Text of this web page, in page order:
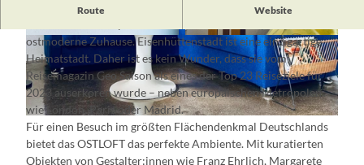
© Martin Schmidt
© Martin Schmidt © Martin Schmidt
Route Website
OSTLOFTim typischen 80er-Jahre P2 Plattenbau bietet
ostmoderne Zuhause. Eisenhüttenstadt ist eine einzigartige
Heimatstadt. Daher ist es kein Wunder, dass sie vom
Reisemagazin Geo Saison als eines der Top 23 Reiseziele für
2023 auserkoren wurde – neben europäischen Metropolen
wie London, Paris oder Madrid.
Für einen Besuch im größten Flächendenkmal Deutschlands
bietet das OSTLOFT das perfekte Ambiente. Mit kuratierten
Objekten von Gestalter:innen wie Franz Ehrlich, Margarete